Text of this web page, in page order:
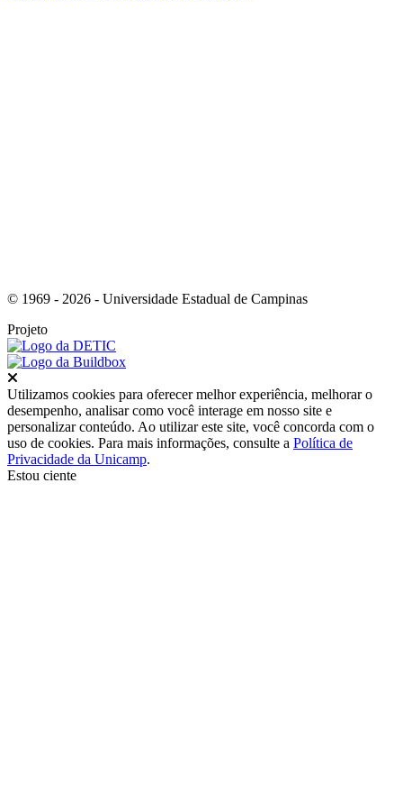
© 1969 - 2026 - Universidade Estadual de Campinas
Projeto
Utilizamos cookies para oferecer melhor experiência, melhorar o
desempenho, analisar como você interage em nosso site e
personalizar conteúdo. Ao utilizar este site, você concorda com o
uso de cookies. Para mais informações, consulte a Política de
Privacidade da Unicamp.
Estou ciente